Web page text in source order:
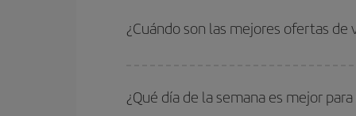
quieres ir y en qué fechas habías pensado
para que puedas encontrar la mejor oferta.
¿Cuándo son las mejores ofertas de
periodos de vacaciones escolares son
precios encontrarás.
¿Qué día de la semana es mejor